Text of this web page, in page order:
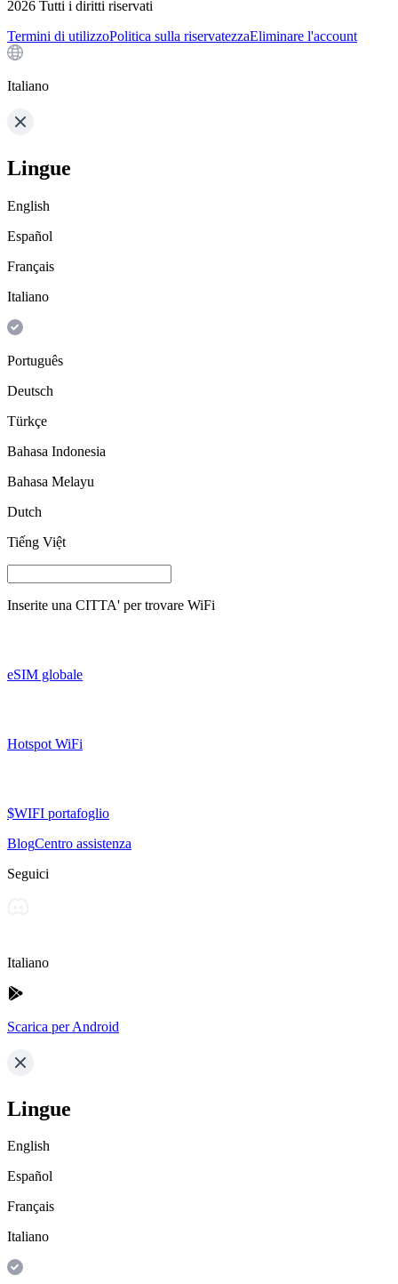
2026 Tutti i diritti riservati
Termini di utilizzoPolitica sulla riservatezzaEliminare l'account
Italiano
Lingue
English
Español
Français
Italiano
Português
Deutsch
Türkçe
Bahasa Indonesia
Bahasa Melayu
Dutch
Tiếng Việt
Inserite una CITTA' per trovare WiFi
eSIM globale
Hotspot WiFi
$WIFI portafoglio
BlogCentro assistenza
Seguici
Italiano
Scarica per Android
Lingue
English
Español
Français
Italiano